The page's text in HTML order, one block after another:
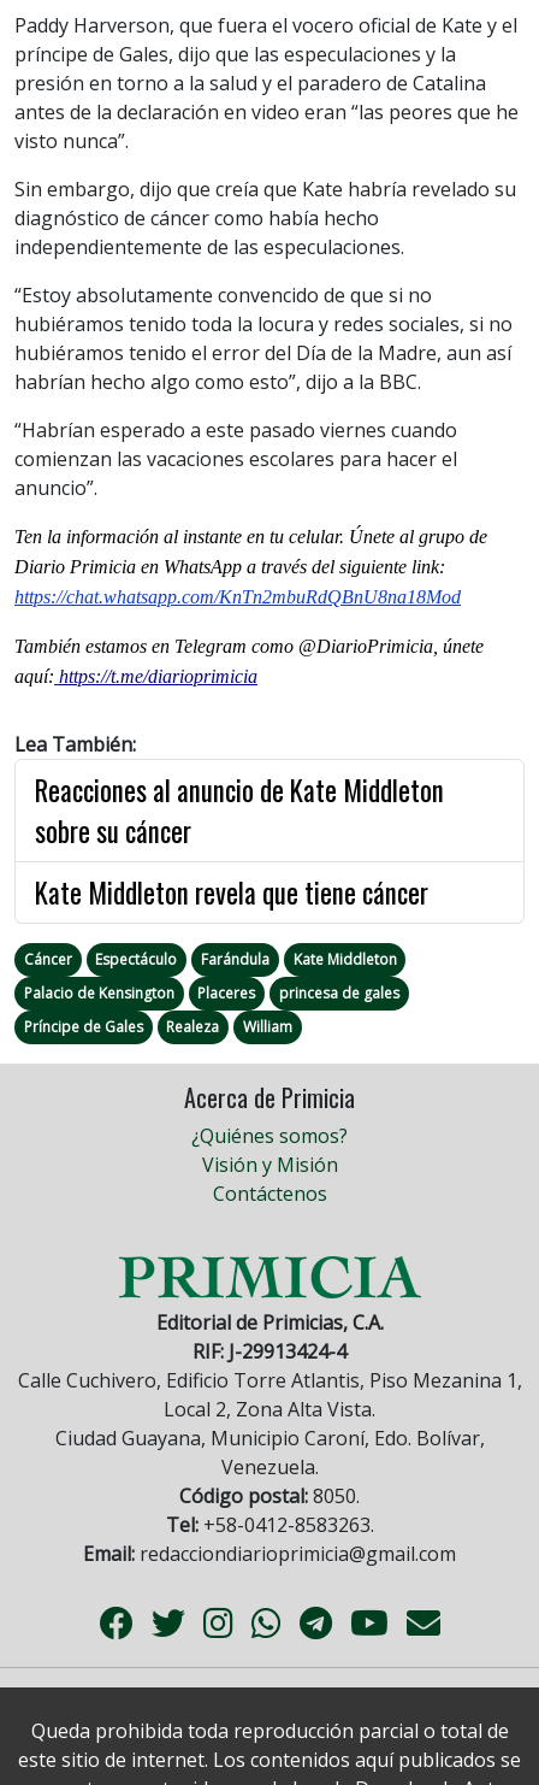
Paddy Harverson, que fuera el vocero oficial de Kate y el
príncipe de Gales, dijo que las especulaciones y la
presión en torno a la salud y el paradero de Catalina
antes de la declaración en video eran “las peores que he
visto nunca”.
Sin embargo, dijo que creía que Kate habría revelado su
diagnóstico de cáncer como había hecho
independientemente de las especulaciones.
“Estoy absolutamente convencido de que si no
hubiéramos tenido toda la locura y redes sociales, si no
hubiéramos tenido el error del Día de la Madre, aun así
habrían hecho algo como esto”, dijo a la BBC.
“Habrían esperado a este pasado viernes cuando
comienzan las vacaciones escolares para hacer el
anuncio”.
Ten la información al instante en tu celular. Únete al grupo de
Diario Primicia en WhatsApp a través del siguiente link:
https://chat.whatsapp.com/KnTn2mbuRdQBnU8na18Mod
También estamos en Telegram como @DiarioPrimicia, únete
aquí: https://t.me/diarioprimicia
Lea También:
Reacciones al anuncio de Kate Middleton
sobre su cáncer
Kate Middleton revela que tiene cáncer
Cáncer Espectáculo Farándula
Kate Middleton
Palacio de Kensington
Placeres
princesa de gales
Príncipe de Gales
Realeza William
Acerca de Primicia
¿Quiénes somos?
Visión y Misión
Contáctenos
Editorial de Primicias, C.A.
RIF: J-29913424-4
Calle Cuchivero, Edificio Torre Atlantis, Piso Mezanina 1,
Local 2, Zona Alta Vista.
Ciudad Guayana, Municipio Caroní, Edo. Bolívar,
Venezuela.
Código postal:8050.
Tel:+58-0412-8583263.
Email: redacciondiarioprimicia@gmail.com
Queda prohibida toda reproducción parcial o total de
este sitio de internet. Los contenidos aquí publicados se